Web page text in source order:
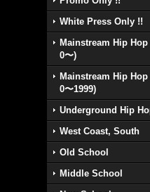
White Press Only !!
Mainstream Hip Hop
0〜)
Mainstream Hip Hop
0〜1999)
Underground Hip
West Coast, South
Old School
Middle School